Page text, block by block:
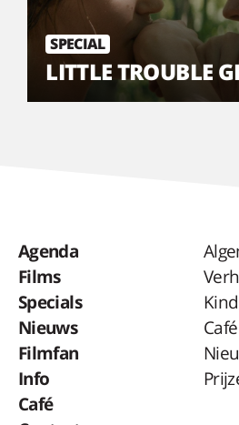
SPECIAL
LITTLE TROUBLE
Agenda
Films
Specials
Nieuws
Filmfan
Info
Café
Café